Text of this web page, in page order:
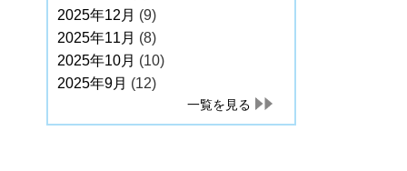
2025年12月 (9)
2025年11月 (8)
2025年10月 (10)
2025年9月 (12)
一覧を見る